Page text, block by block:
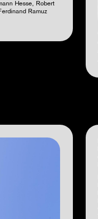
Hesse, Robert
Ramuz